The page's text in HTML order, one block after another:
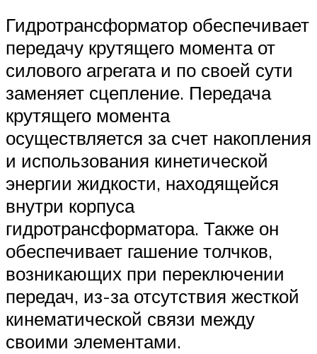
Гидротрансформатор обеспечивает
передачу крутящего момента от
силового агрегата и по своей сути
заменяет сцепление. Передача
крутящего момента
осуществляется за счет накопления
и использования кинетической
энергии жидкости, находящейся
внутри корпуса
гидротрансформатора. Также он
обеспечивает гашение толчков,
возникающих при переключении
передач, из-за отсутствия жесткой
кинематической связи между
своими элементами.